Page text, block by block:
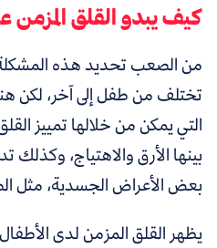
كيف يبدو القلق المزمن
من الصعب تحديد هذه المشكلة
تختلف من طفل إلى آخر، لكن
التي يمكن من خلالها تمييز
بينها الأرق والاهتياج، وكذلك
بعض الأعراض الجسدية، مثل
يظهر القلق المزمن لدى